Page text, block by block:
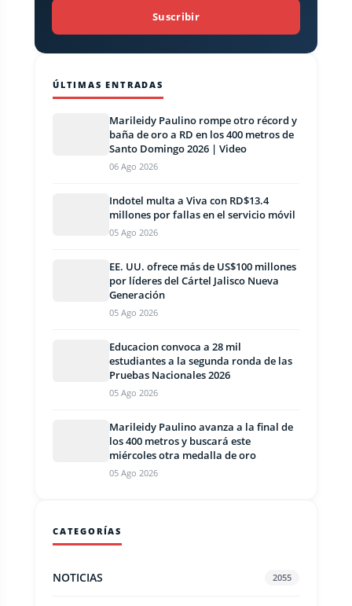
Suscribir
ÚLTIMAS ENTRADAS
Marileidy Paulino rompe otro récord y
baña de oro a RD en los 400 metros de
Santo Domingo 2026 | Video
06 Ago 2026
Indotel multa a Viva con RD$13.4
millones por fallas en el servicio móvil
05 Ago 2026
EE. UU. ofrece más de US$100 millones
por líderes del Cártel Jalisco Nueva
Generación
05 Ago 2026
Educacion convoca a 28 mil
estudiantes a la segunda ronda de las
Pruebas Nacionales 2026
05 Ago 2026
Marileidy Paulino avanza a la final de
los 400 metros y buscará este
miércoles otra medalla de oro
05 Ago 2026
CATEGORÍAS
NOTICIAS 2055